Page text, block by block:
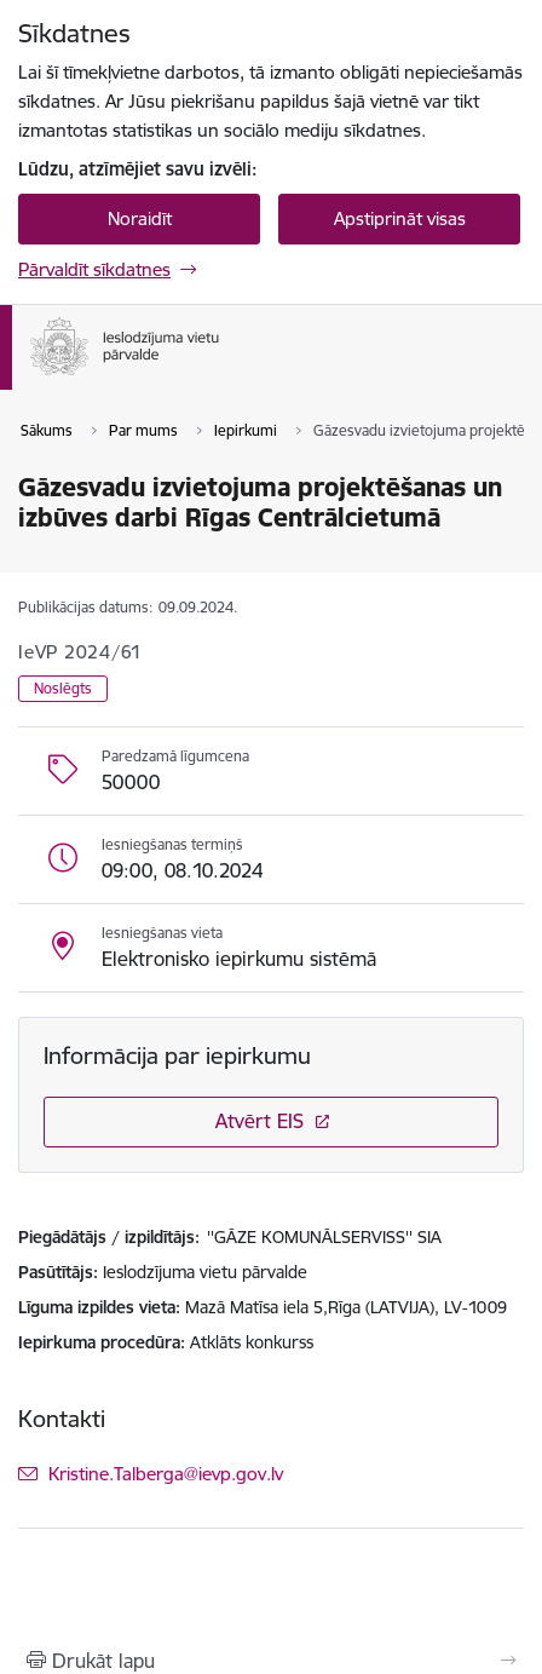
Sīkdatnes
Lai šī tīmekļvietne darbotos, tā izmanto obligāti nepieciešamās
sīkdatnes. Ar Jūsu piekrišanu papildus šajā vietnē var tikt
izmantotas statistikas un sociālo mediju sīkdatnes.
Lūdzu, atzīmējiet savu izvēli:
Noraidīt Apstiprināt visas
Pārvaldīt sīkdatnes
Sākums Par mums Iepirkumi Gāzesvadu izvietojuma
Gāzesvadu izvietojuma projektēšanas un
izbūves darbi Rīgas Centrālcietumā
Publikācijas datums: 09.09.2024.
IeVP 2024/61
Noslēgts
Paredzamā līgumcena
50000
Iesniegšanas termiņš
09:00, 08.10.2024
Iesniegšanas vieta
Elektronisko iepirkumu sistēmā
Informācija par iepirkumu
Atvērt EIS
Piegādātājs / izpildītājs: ''GĀZE KOMUNĀLSERVISS'' SIA
Pasūtītājs Ieslodzījuma vietu pārvalde
Līguma izpildes vieta Mazā Matīsa iela 5,Rīga (LATVIJA), LV-1009
Iepirkuma procedūra Atklāts konkurss
Kontakti
E-pasts:
Kristine.Talberga@ievp.gov.lv
Drukāt lapu